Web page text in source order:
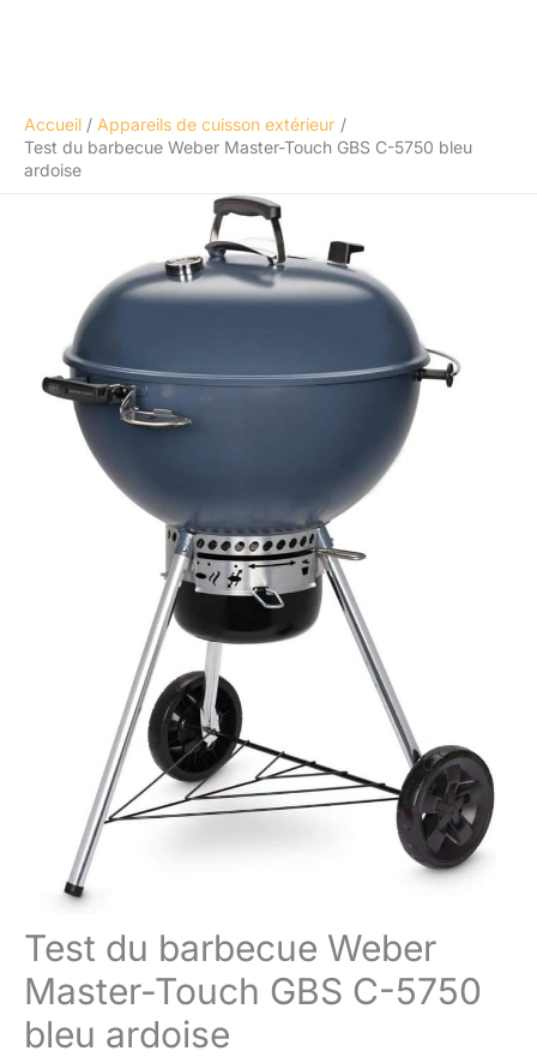
Accueil
Appareils de cuisson extérieur
Test du barbecue Weber Master-Touch GBS C-5750 bleu
ardoise
Test du barbecue Weber
Master-Touch GBS C-5750
bleu ardoise